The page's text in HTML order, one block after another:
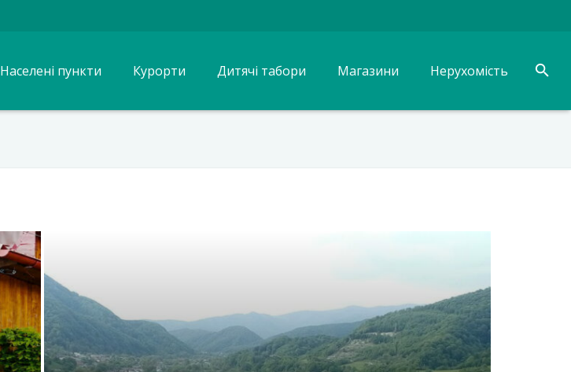
Населені пункти Курорти Дитячі табори Магазини Нерухомість